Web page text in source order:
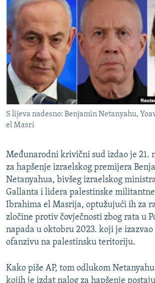
RSE PRIČE IZ SVIJETA
ISPRIČAJ MI
DNEVNO@RSE
SPECIJALI RSE
VIŠE OD NASLOVA
GENOCID U SREBRENICI
POPLAVE I KLIZIŠTA U BIH 2024.
POST SCRIPTUM
MOJA EVROPA
TRI DECENIJE OD RATA U BIH
SVE KARTE DEJTONA
NASTANAK I RASPAD JUGOSLAVIJE
PRATITE NAS
S lijeva nadesno: Benjamin Netanyahu,
el Masri
Međunarodni krivični sud izdao je 21.
za hapšenje izraelskog premijera
Netanyahua, bivšeg izraelskog
Gallanta i lidera palestinske
Ibrahima el Masrija, optužujući ih za
zločine protiv čovječnosti zbog rata u
napada u oktobru 2023. koji je
ofanzivu na palestinsku teritoriju.
Kako piše AP, tom odlukom
kojih je izdat nalog za hapšenje